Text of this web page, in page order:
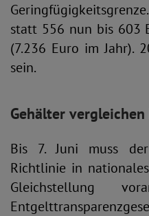
statt 556 nun bis 603
(7.236 Euro im Jahr).
sein.
Gehälter
Bis 7. Juni muss
Richtlinie in
Gleichstellung